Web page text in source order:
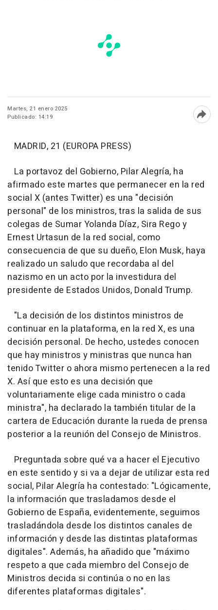
Martes, 21 enero 2025
Publicado: 14:19
MADRID, 21 (EUROPA PRESS)
La portavoz del Gobierno, Pilar Alegría, ha
afirmado este martes que permanecer en la red
social X (antes Twitter) es una "decisión
personal" de los ministros, tras la salida de sus
colegas de Sumar Yolanda Díaz, Sira Rego y
Ernest Urtasun de la red social, como
consecuencia de que su dueño, Elon Musk, haya
realizado un saludo que recordaba al del
nazismo en un acto por la investidura del
presidente de Estados Unidos, Donald Trump.
"La decisión de los distintos ministros de
continuar en la plataforma, en la red X, es una
decisión personal. De hecho, ustedes conocen
que hay ministros y ministras que nunca han
tenido Twitter o ahora mismo pertenecen a la red
X. Así que esto es una decisión que
voluntariamente elige cada ministro o cada
ministra", ha declarado la también titular de la
cartera de Educación durante la rueda de prensa
posterior a la reunión del Consejo de Ministros.
Preguntada sobre qué va a hacer el Ejecutivo
en este sentido y si va a dejar de utilizar esta red
social, Pilar Alegría ha contestado: "Lógicamente,
la información que trasladamos desde el
Gobierno de España, evidentemente, seguimos
trasladándola desde los distintos canales de
información y desde las distintas plataformas
digitales". Además, ha añadido que "máximo
respeto a que cada miembro del Consejo de
Ministros decida si continúa o no en las
diferentes plataformas digitales".